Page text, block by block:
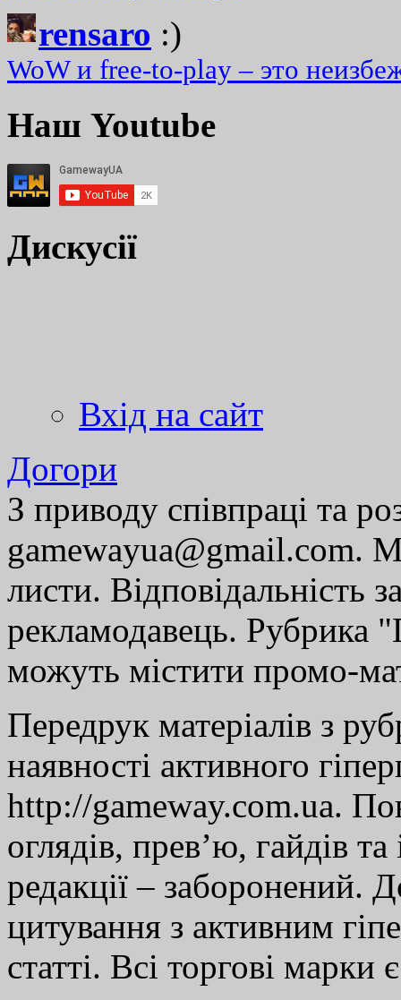
rensaro :)
WoW и free-to-play – это
Наш Youtube
Дискусії
Вхід на сайт
Догори
З приводу співпраці та
gamewayua@gmail.com.
листи. Відповідальність
рекламодавець. Рубрика
можуть містити промо-
Передрук матеріалів з
наявності активного
http://gameway.com.ua.
оглядів, прев’ю, гайдів
редакції – заборонений.
цитування з активним
статті. Всі торгові марки